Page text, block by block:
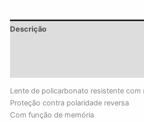
Descrição
Lente de policarbonato resistente com
Proteção contra polaridade reversa
Com função de memória